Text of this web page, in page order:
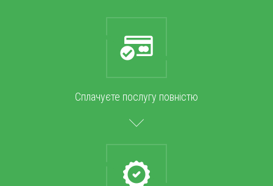
Сплачуєте послугу повністю